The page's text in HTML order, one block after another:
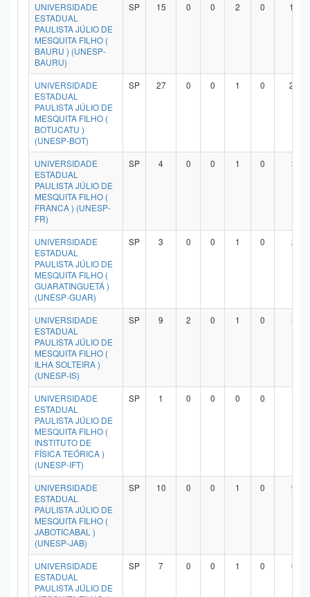
UNIVERSIDADE
ESTADUAL
PAULISTA JÚLIO DE
MESQUITA FILHO (
BAURU ) (UNESP-
BAURU)
SP 15 0 0 2 0 12
UNIVERSIDADE
ESTADUAL
PAULISTA JÚLIO DE
MESQUITA FILHO (
BOTUCATU )
(UNESP-BOT)
SP 27 0 0 1 0 23
UNIVERSIDADE
ESTADUAL
PAULISTA JÚLIO DE
MESQUITA FILHO (
FRANCA ) (UNESP-
FR)
SP 4 0 0 1 0 3
UNIVERSIDADE
ESTADUAL
PAULISTA JÚLIO DE
MESQUITA FILHO (
GUARATINGUETÁ )
(UNESP-GUAR)
SP 3 0 0 1 0 2
UNIVERSIDADE
ESTADUAL
PAULISTA JÚLIO DE
MESQUITA FILHO (
ILHA SOLTEIRA )
(UNESP-IS)
SP 9 2 0 1 0 5
UNIVERSIDADE
ESTADUAL
PAULISTA JÚLIO DE
MESQUITA FILHO (
INSTITUTO DE
FÍSICA TEÓRICA )
(UNESP-IFT)
SP 1 0 0 0 0
UNIVERSIDADE
ESTADUAL
PAULISTA JÚLIO DE
MESQUITA FILHO (
JABOTICABAL )
(UNESP-JAB)
SP 10 0 0 1 0 9
UNIVERSIDADE
ESTADUAL
PAULISTA JÚLIO DE
SP 7 0 0 1 0 6